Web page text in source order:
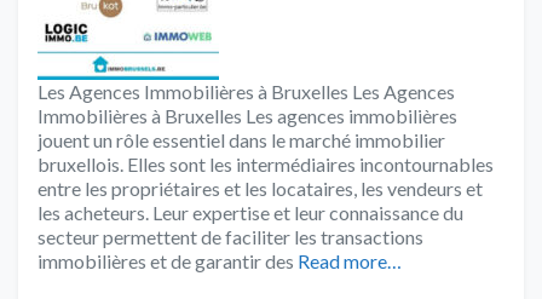
Les Agences Immobilières à Bruxelles Les Agences
Immobilières à Bruxelles Les agences immobilières
jouent un rôle essentiel dans le marché immobilier
bruxellois. Elles sont les intermédiaires incontournables
entre les propriétaires et les locataires, les vendeurs et
les acheteurs. Leur expertise et leur connaissance du
secteur permettent de faciliter les transactions
immobilières et de garantir des Read more…